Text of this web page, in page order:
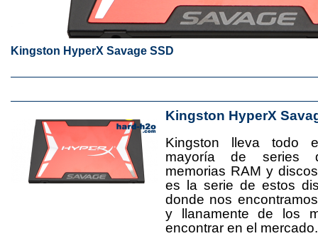
Kingston HyperX Savage SSD
Kingston HyperX
Kingston lleva todo
mayoría de series
memorias RAM y
es la serie de estos
donde nos
y llanamente de los
encontrar en el mercado.